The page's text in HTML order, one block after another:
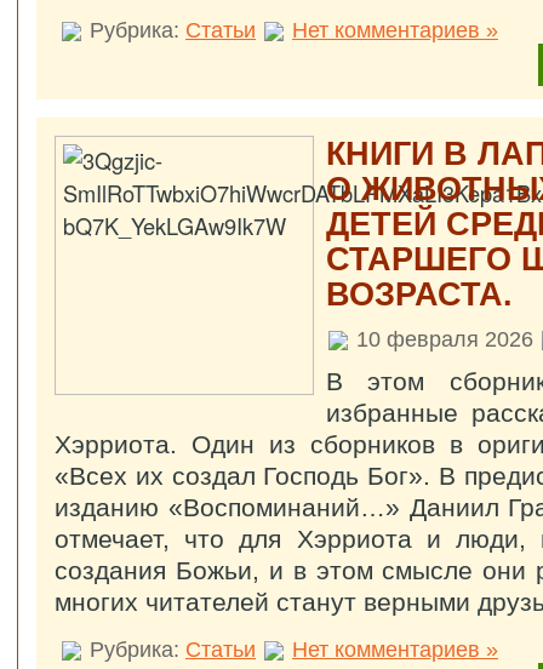
Рубрика: Статьи Нет комментариев »
КНИГИ В
О
ДЕТЕЙ
СТАРШЕГО
ВОЗРАСТА.
10 февраля 2026
В этом
избранные
Хэрриота. Один из сборников в
«Всех их создал Господь Бог». В
изданию «Воспоминаний…» Даниил
отмечает, что для Хэрриота и
создания Божьи, и в этом смысле они
многих читателей станут верными
Рубрика: Статьи Нет комментариев »